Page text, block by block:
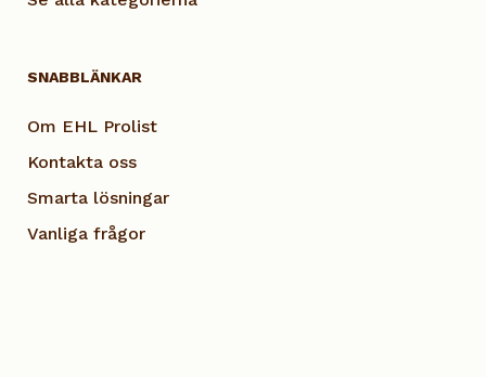
SNABBLÄNKAR
Om EHL Prolist
Kontakta oss
Smarta lösningar
Vanliga frågor